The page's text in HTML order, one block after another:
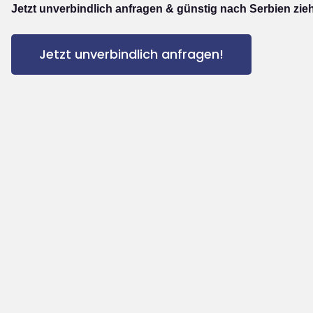
Jetzt unverbindlich anfragen & günstig nach Serbien
Jetzt unverbindlich anfragen!